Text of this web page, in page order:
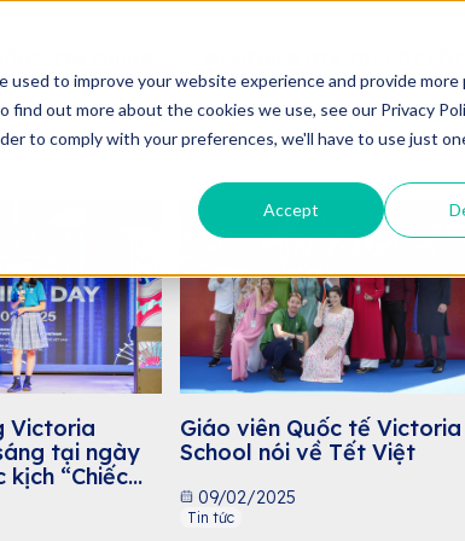
to improve your website experience and provide more
out more about the cookies we use, see our Privacy
to comply with your preferences, we'll have to use just
Accept
Victoria
tại ngày
kịch “Chiếc
Giáo viên Quốc tế Victoria
School nói về Tết Việt
09/02/2025
Tin tức